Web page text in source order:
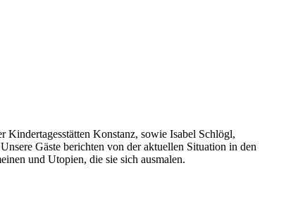
Konstanz, sowie Isabel Schlögl,
Gäste berichten von der aktuellen Situation in den
und Utopien, die sie sich ausmalen.